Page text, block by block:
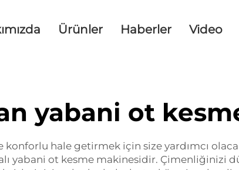
Ürünler Haberler Video
yabani ot
hale getirmek için size yardımcı
yabani ot kesme makinesidir. Çimenliğinizi